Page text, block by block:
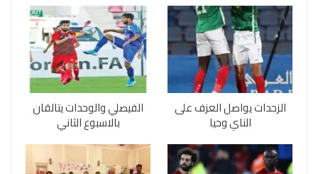
الزحدات يواصل العزف على
الناي وحيا
الفيصلي والوحدات يتالقان
بالاسبوع الثاني